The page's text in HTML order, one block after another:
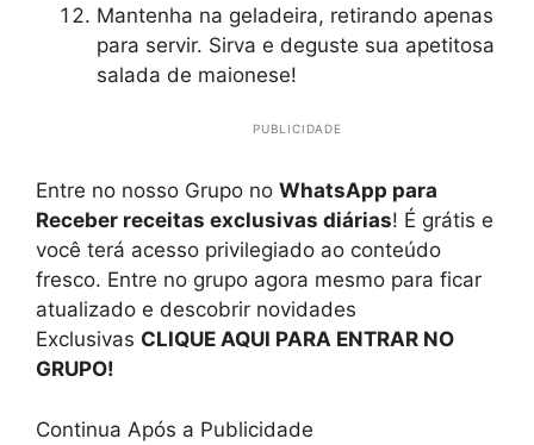
Mantenha na geladeira, retirando apenas
para servir. Sirva e deguste sua apetitosa
salada de maionese!
PUBLICIDADE
Entre no nosso Grupo no WhatsApp para
Receber receitas exclusivas diárias! É grátis e
você terá acesso privilegiado ao conteúdo
fresco. Entre no grupo agora mesmo para ficar
atualizado e descobrir novidades
Exclusivas CLIQUE AQUI PARA ENTRAR NO
GRUPO!
Continua Após a Publicidade